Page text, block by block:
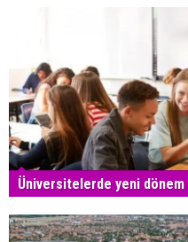
Üniversitelerde yeni dönem